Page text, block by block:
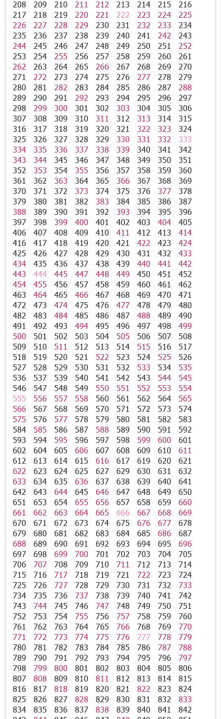
208
209 210 211 212 213 214 215
216
217
218 219 220 221 222 223 224
225
226
227 228 229 230 231 232 233
234
235
236 237 238 239 240 241 242
243
244
245 246 247 248 249 250 251
252
253
254 255 256 257 258 259 260
261
262
263 264 265 266 267 268 269
270
271
272 273 274 275 276 277 278
279
280
281 282 283 284 285 286 287
288
289
290 291 292 293 294 295 296
297
298
299 300 301 302 303 304 305
306
307
308 309 310 311 312 313 314
315
316
317 318 319 320 321 322 323
324
325
326 327 328 329 330 331 332
333
334
335 336 337 338 339 340 341
342
343
344 345 346 347 348 349 350
351
352
353 354 355 356 357 358 359
360
361
362 363 364 365 366 367 368
369
370
371 372 373 374 375 376 377
378
379
380 381 382 383 384 385 386
387
388
389 390 391 392 393 394 395
396
397
398 399 400 401 402 403 404
405
406
407 408 409 410 411 412 413
414
416
417 418 419 420 421 422 423
424
425
426 427 428 429 430 431 432
433
434
435 436 437 438 439 440 441
442
443
444 445 447 448 449 450 451
452
454
455 456 457 458 459 460 461
462
463
464 465 466 467 468 469 470
471
472
473 474 475 476 477 478 479
480
482
483 484 485 486 487 488 489
490
491
492 493 494 495 496 497 498
499
500
501 502 503 504 505 506 507
508
509
510 511 512 513 514 515 516
517
518
519 520 521 522 523 524 525
526
527
528 529 530 531 532 533 534
535
536
537 539 540 541 542 543 544
545
546
547 548 549 550 551 552 553
554
555
556 557 558 560 561 562 564
565
566
567 568 569 570 571 572 573
574
575
576 577 578 579 580 581 582
583
584
585 586 587 588 589 590 591
592
593
594 595 596 597 598 599 600
601
602
604 605 606 607 608 609 610
611
612
613 614 615 616 617 619 620
621
622
623 624 625 627 629 630 631
632
633
634 635 636 637 638 639 640
641
642
643 644 645 646 647 648 649
650
651
653 654 655 656 657 658 659
660
661
662 663 664 665 666 667 668
669
670
671 672 673 674 675 676 677
678
679
680 681 682 683 684 685 686
687
688
689 690 691 692 693 694 695
696
697
698 699 700 701 702 703 704
705
706
707 708 709 710 711 712 713
714
715
716 717 718 719 721 722 723
724
725
726 727 728 729 730 731 732
733
734
735 736 737 738 739 740 741
742
743
744 745 746 747 748 749 750
751
752
753 754 755 756 757 758 759
760
761
762 763 764 765 766 768 769
770
771
772 773 774 775 776 777 778
779
780
781 782 783 784 785 786 787
788
789
790 791 792 793 794 795 796
797
798
799 800 801 802 803 804 805
806
807
808 809 810 811 812 813 814
815
816
817 818 819 820 821 822 823
824
825
826 827 828 829 830 831 832
833
834
835 836 837 838 839 840 841
842